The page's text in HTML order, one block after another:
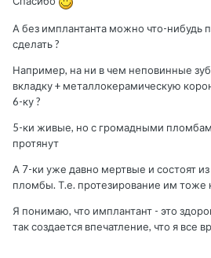
А без имплантанта можно что-нибудь
сделать ?
Например, на ни в чем неповинные
вкладку + металлокерамическую
6-ку ?
5-ки живые, но с громадными
протянут
А 7-ки уже давно мертвые и состоят
пломбы. Т.е. протезирование им тоже
Я понимаю, что имплантант - это
так создается впечатление, что я все